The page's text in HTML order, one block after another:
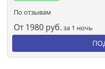
По отзывам
От 1980 руб. за 1 ночь